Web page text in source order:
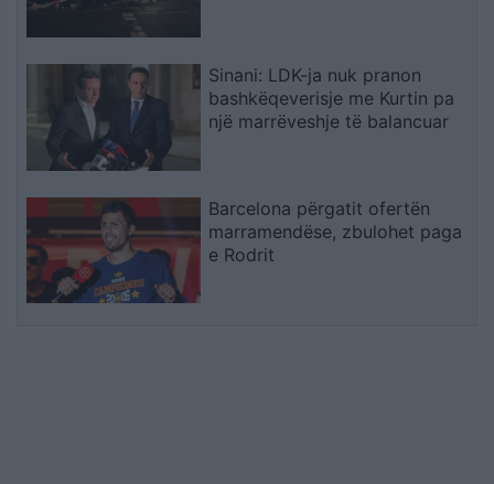
Sinani: LDK-ja nuk pranon
bashkëqeverisje me Kurtin pa
një marrëveshje të balancuar
Barcelona përgatit ofertën
marramendëse, zbulohet paga
e Rodrit